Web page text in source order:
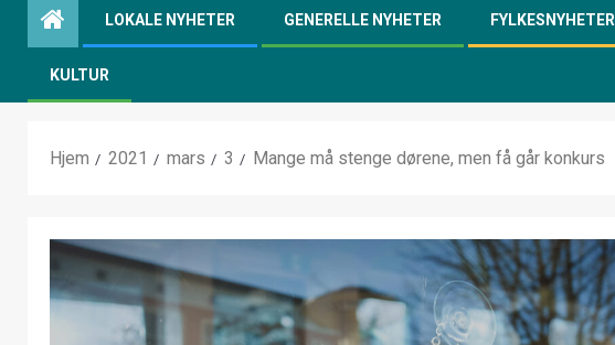
LOKALE NYHETER GENERELLE NYHETER FYLKESNYHETER
KULTUR
Hjem 2021 mars 3 Mange må stenge dørene, men få går konkurs